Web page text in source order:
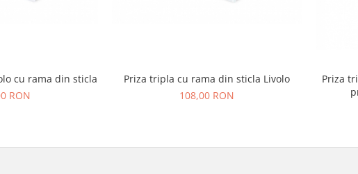
cu rama din sticla
RON
Priza tripla cu rama din sticla Livolo
108,00 RON
Priza